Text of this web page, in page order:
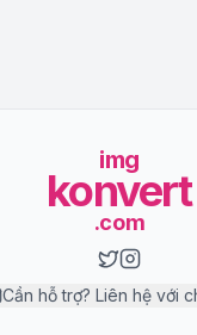
img
konvert
.com
Cần hỗ trợ? Liên hệ với